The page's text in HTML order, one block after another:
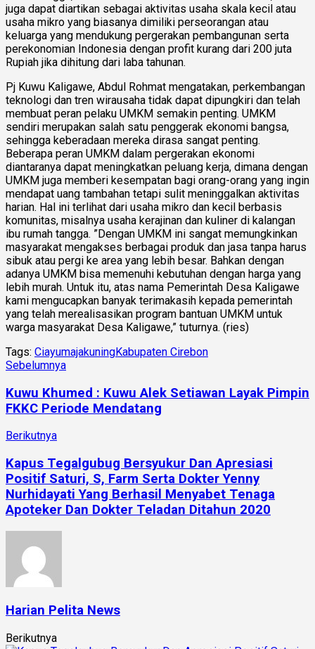
juga dapat diartikan sebagai aktivitas usaha skala kecil atau
usaha mikro yang biasanya dimiliki perseorangan atau
keluarga yang mendukung pergerakan pembangunan serta
perekonomian Indonesia dengan profit kurang dari 200 juta
Rupiah jika dihitung dari laba tahunan.
Pj Kuwu Kaligawe, Abdul Rohmat mengatakan, perkembangan
teknologi dan tren wirausaha tidak dapat dipungkiri dan telah
membuat peran pelaku UMKM semakin penting. UMKM
sendiri merupakan salah satu penggerak ekonomi bangsa,
sehingga keberadaan mereka dirasa sangat penting.
Beberapa peran UMKM dalam pergerakan ekonomi
diantaranya dapat meningkatkan peluang kerja, dimana dengan
UMKM juga memberi kesempatan bagi orang-orang yang ingin
mendapat uang tambahan tetapi sulit meninggalkan aktivitas
harian. Hal ini terlihat dari usaha mikro dan kecil berbasis
komunitas, misalnya usaha kerajinan dan kuliner di kalangan
ibu rumah tangga. ”Dengan UMKM ini sangat memungkinkan
masyarakat mengakses berbagai produk dan jasa tanpa harus
sibuk atau pergi ke area yang lebih besar. Bahkan dengan
adanya UMKM bisa memenuhi kebutuhan dengan harga yang
lebih murah. Untuk itu, atas nama Pemerintah Desa Kaligawe
kami mengucapkan banyak terimakasih kepada pemerintah
yang telah merealisasikan program bantuan UMKM untuk
warga masyarakat Desa Kaligawe,” tuturnya. (ries)
Tags: CiayumajakuningKabupaten Cirebon
Sebelumnya
Kuwu Khumed : Kuwu Alek Setiawan Layak Pimpin
FKKC Periode Mendatang
Berikutnya
Kapus Tegalgubug Bersyukur Dan Apresiasi
Positif Saturi, S, Farm Serta Dokter Yenny
Nurhidayati Yang Berhasil Menyabet Tenaga
Apoteker Dan Dokter Teladan Ditahun 2020
Harian Pelita News
Berikutnya